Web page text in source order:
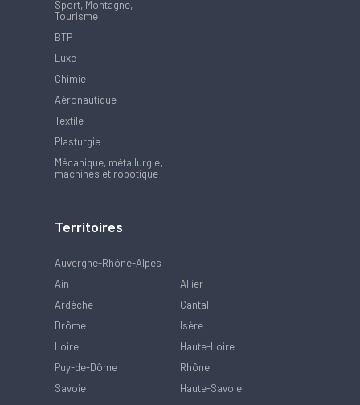
Sport, Montagne,
Tourisme
BTP
Luxe
Chimie
Aéronautique
Textile
Plasturgie
Mécanique, métallurgie,
machines et robotique
Territoires
Auvergne-Rhône-Alpes
Ain
Allier
Ardèche
Cantal
Drôme
Isère
Loire
Haute-Loire
Puy-de-Dôme
Rhône
Savoie
Haute-Savoie